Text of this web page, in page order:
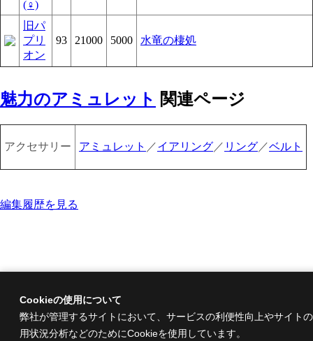
(♀)
旧パ
プリ
オン
93 21000 5000 水竜の棲処
魅力のアミュレット 関連ページ
アクセサリー アミュレット ／イアリング ／ リング ／ベルト
編集履歴を見る
Cookieの使用について
弊社が管理するサイトにおいて、サービスの利便性向上やサイト
用状況分析などのためにCookieを使用しています。